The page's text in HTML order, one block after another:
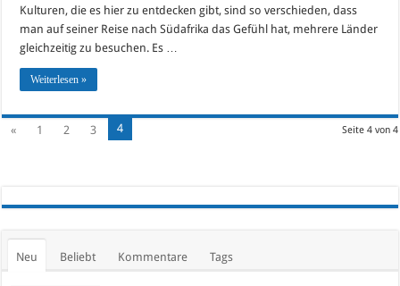
Kulturen, die es hier zu entdecken gibt, sind so verschieden, dass
man auf seiner Reise nach Südafrika das Gefühl hat, mehrere Länder
gleichzeitig zu besuchen. Es …
Weiterlesen »
Seite 4 von 4
« 1 2 3 4
Neu Beliebt Kommentare Tags